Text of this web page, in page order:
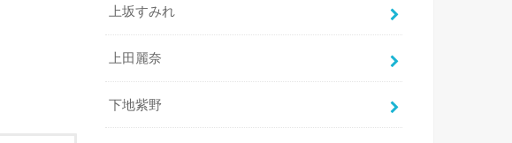
上坂すみれ
上田麗奈
下地紫野